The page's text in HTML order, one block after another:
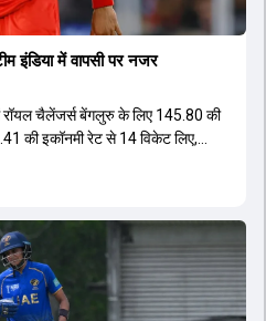
इंडिया में वापसी पर नजर
चैलेंजर्स बेंगलुरु के लिए 145.80 की
की इकॉनमी रेट से 14 विकेट लिए,
टाइटल जीता.